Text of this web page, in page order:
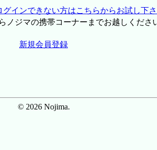
インできない方はこちらからお試し下
ノジマの携帯コーナーまでお越しくださ
新規会員登録
© 2026 Nojima.